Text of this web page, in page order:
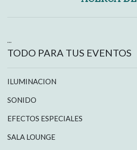
...
TODO PARA TUS EVENTOS
ILUMINACION
SONIDO
EFECTOS ESPECIALES
SALA LOUNGE